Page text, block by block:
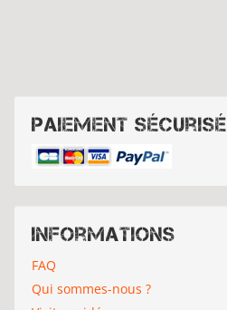
Paiement sécurisé
Informations
FAQ
Qui sommes-nous ?